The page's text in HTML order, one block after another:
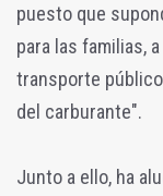
puesto que
para las familias,
transporte
del carburante".
Junto a ello, ha